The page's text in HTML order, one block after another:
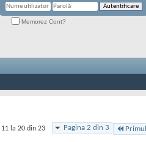
Memorez Cont?
Pagina 2 din 3 Primul
11 la 20 din 23